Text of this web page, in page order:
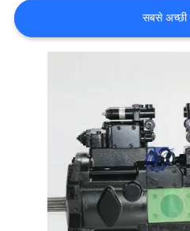
हमसे
संपर्क
मामलों
सबसे अच्छी